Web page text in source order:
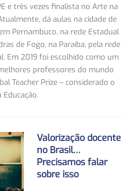
e três vezes finalista no Arte na
dá aulas na cidade de
Pernambuco, na rede Estadual
de Fogo, na Paraíba, pela rede
Em 2019 foi escolhido como um
professores do mundo
Teacher Prize – considerado o
Educação.
Valorização docente
no Brasil…
Precisamos falar
sobre isso